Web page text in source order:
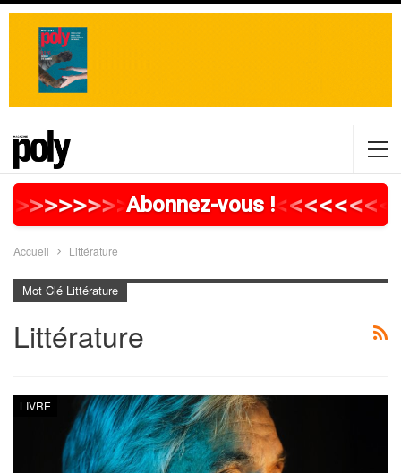
>>>>>>>>>>>>>>>>>
Abonnez-vous !<<<<<<<<
Accueil Littérature
Mot Clé Littérature
Littérature
LIVRE